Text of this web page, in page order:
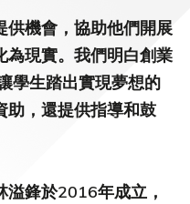
供機會，協助他們開展
為現實。我們明白創業
學生踏出實現夢想的
助，還提供指導和鼓
鋒於2016年成立，